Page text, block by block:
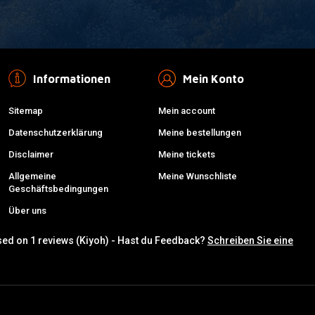
Informationen
Sitemap
Datenschutzerklärung
Disclaimer
Allgemeine
Geschäftsbedingungen
Über uns
Mein Konto
Mein account
Meine bestellungen
Meine tickets
Meine Wunschliste
on 1 reviews (Kiyoh) - Hast du Feedback? Schreiben Sie eine